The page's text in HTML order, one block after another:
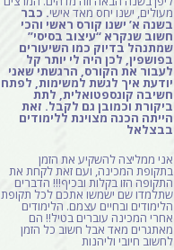
מעולים, ישנו יחס מאד אישי. כבר
בשנה א’ ישנו קורס ראשי והכי
חשוב שנקרא “עיצוב בסיסי”
שמתנהל בדיוק כמו השיעורים
בפושפין, לכן היה לי יותר קל
לעבור את הקורס, הרגשתי שאני
יודעת איך לגשת למשימות, לפתח
חשיבה קונספטואלית, לתת
ביקורת וכמובן גם לקבל. זאת
הייתה הכנה מצוינת ללימודים
בבצלאל
אני ממליצה להשקיע את הזמן
בתקופת המכינה, ועם זאת לקחת את
התקופה הזו בקלות ובכיף!!! הדברים
שתלמדו שם ישמשו אתכם לכל תקופת
הלימודים ובחיים עצמם. הלימודים
אחרי המכינה עוברים בטיל!! הם
מאתגרים מאד אבל חשוב כל הזמן
לחשוב חיובי וליהנות